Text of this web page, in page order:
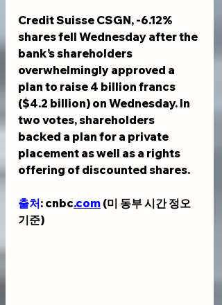
Credit Suisse CSGN, -6.12%
shares fell Wednesday after the
bank’s shareholders
overwhelmingly approved a
plan to raise 4 billion francs
($4.2 billion) on Wednesday. In
two votes, shareholders
backed a plan for a private
placement as well as a rights
offering of discounted shares.
출처: cnbc.com (미 동부 시간 정오
기준)